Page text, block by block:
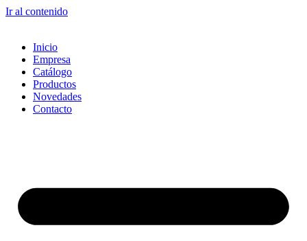
Ir al contenido
Inicio
Empresa
Catálogo
Productos
Novedades
Contacto